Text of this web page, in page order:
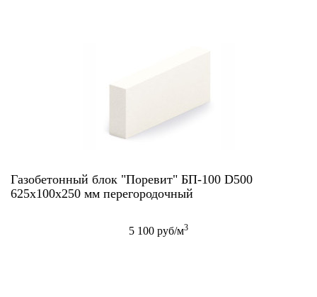
Газобетонный блок "Поревит" БП-100 D500
625х100х250 мм перегородочный
5 100 руб/м3